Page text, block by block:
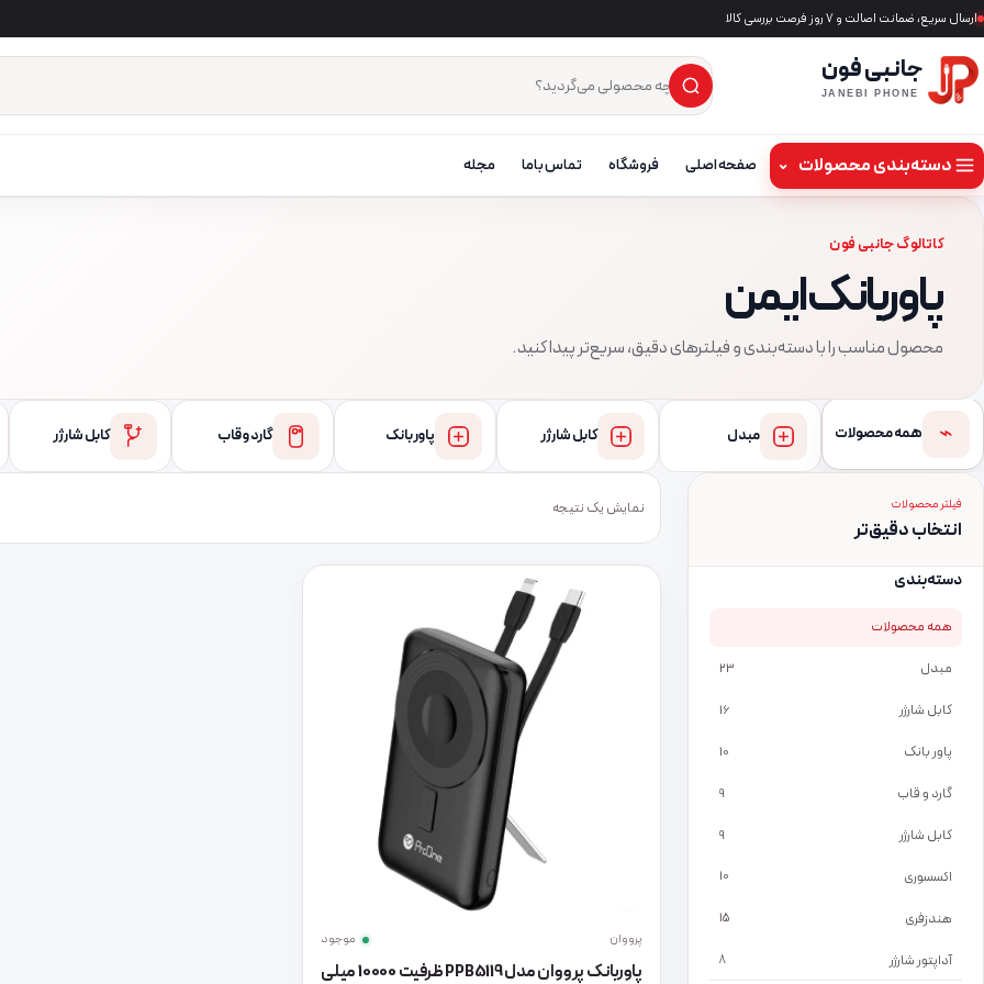
ارسال سریع، ضمانت اصالت و ۷ روز فرصت بررسی کالا
جانبی فون
JANEBI PHONE جست‌وجوی محصول
×
دسته‌بندی محصولات ⌄ صفحه اصلی فروشگاه تماس باما مجله
کاتالوگ جانبی فون
پاوربانک ایمن
محصول مناسب را با دسته‌بندی و فیلترهای دقیق، سریع‌تر پیدا کنید.
⌁ همه محصولات مبدل کابل شارژر پاور بانک گارد و قاب کابل شارژر
فیلتر محصولات
انتخاب دقیق‌تر
دسته‌بندی
همه محصولات
مبدل 23
کابل شارژر 16
پاور بانک 10
گارد و قاب 9
کابل شارژر 9
اکسسوری 10
هندزفری 15
آداپتور شارژر 8
نمایش یک نتیجه
پرووان موجود
پاوربانک پرووان مدل PPB5119 ظرفیت 10000 میلی